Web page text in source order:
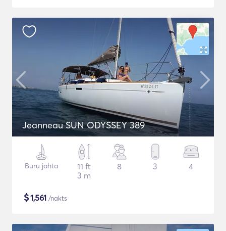
Jeanneau SUN ODYSSEY 389
Buru jahta
11 ft
3 m
8 3 4
$1,561 /nakts